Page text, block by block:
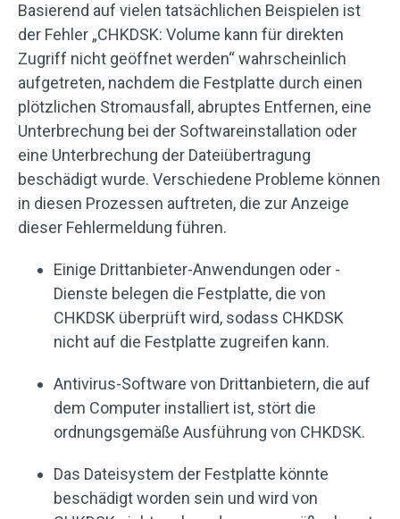
Basierend auf vielen tatsächlichen Beispielen ist
der Fehler „CHKDSK: Volume kann für direkten
Zugriff nicht geöffnet werden“ wahrscheinlich
aufgetreten, nachdem die Festplatte durch einen
plötzlichen Stromausfall, abruptes Entfernen, eine
Unterbrechung bei der Softwareinstallation oder
eine Unterbrechung der Dateiübertragung
beschädigt wurde. Verschiedene Probleme können
in diesen Prozessen auftreten, die zur Anzeige
dieser Fehlermeldung führen.
Einige Drittanbieter-Anwendungen oder -
Dienste belegen die Festplatte, die von
CHKDSK überprüft wird, sodass CHKDSK
nicht auf die Festplatte zugreifen kann.
Antivirus-Software von Drittanbietern, die auf
dem Computer installiert ist, stört die
ordnungsgemäße Ausführung von CHKDSK.
Das Dateisystem der Festplatte könnte
beschädigt worden sein und wird von